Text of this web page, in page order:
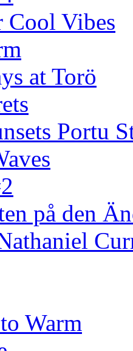
Vibes
at Torö
Portu
på den
Warm